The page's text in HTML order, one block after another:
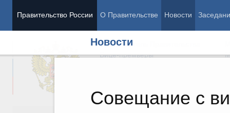
Правительство России О Правительстве Новости
Новости
Совещание с
Председатель Правительства
Вице-премьеры